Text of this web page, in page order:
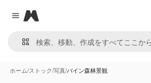
Close menu
Magnific
ホーム/ストック/写真/パイン森林景観